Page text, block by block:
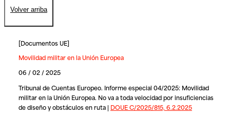
Volver arriba
[Documentos UE]
Movilidad militar en la Unión Europea
06 / 02 / 2025
Tribunal de Cuentas Europeo. Informe especial 04/2025: Movilidad
militar en la Unión Europea. No va a toda velocidad por insuficiencias
de diseño y obstáculos en ruta | DOUE C/2025/815, 6.2.2025